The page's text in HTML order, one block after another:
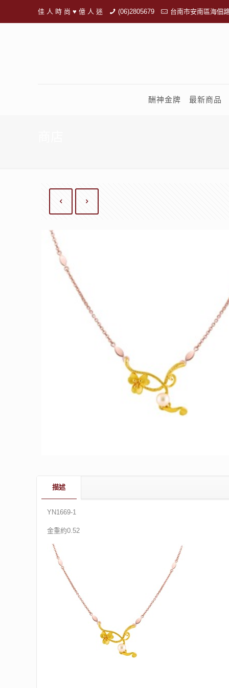
佳 人 時 尚 ♥ 億 人 迷 (06)2805679 台南市安南區海佃
酬神金牌 最新商品
描述
YN1669-1
金重約0.52